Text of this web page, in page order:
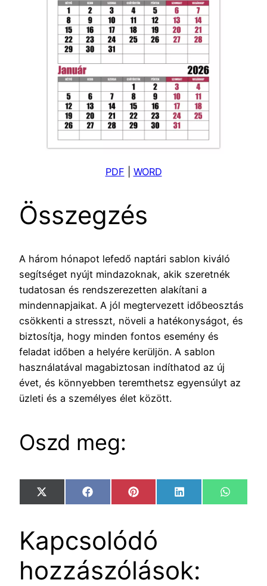
PDF WORD
Összegzés
A három hónapot lefedő naptári sablon kiváló
segítséget nyújt mindazoknak, akik szeretnék
tudatosan és rendszerezetten alakítani a
mindennapjaikat. A jól megtervezett időbeosztás
csökkenti a stresszt, növeli a hatékonyságot, és
biztosítja, hogy minden fontos esemény és
feladat időben a helyére kerüljön. A sablon
használatával magabiztosan indíthatod az új
évet, és könnyebben teremthetsz egyensúlyt az
üzleti és a személyes élet között.
Oszd meg:
Share
on
X
(Twitter)
Share
on
FacebookShare
on
Pinterest Share
on
LinkedIn Share
on
Kapcsolódó
hozzászólások: